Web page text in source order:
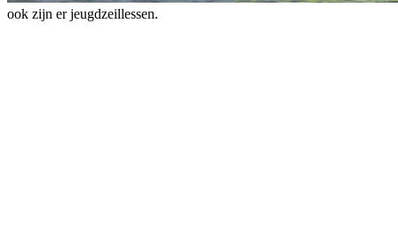
ook zijn er jeugdzeillessen.